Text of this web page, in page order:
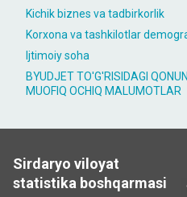
Kichik biznes va tadbirkorlik
Korxona va tashkilotlar
Ijtimoiy soha
BYUDJET TO'G'RISIDAGI
MUOFIQ OCHIQ MALUMOTLAR
Sirdaryo viloyat
statistika boshqarmasi